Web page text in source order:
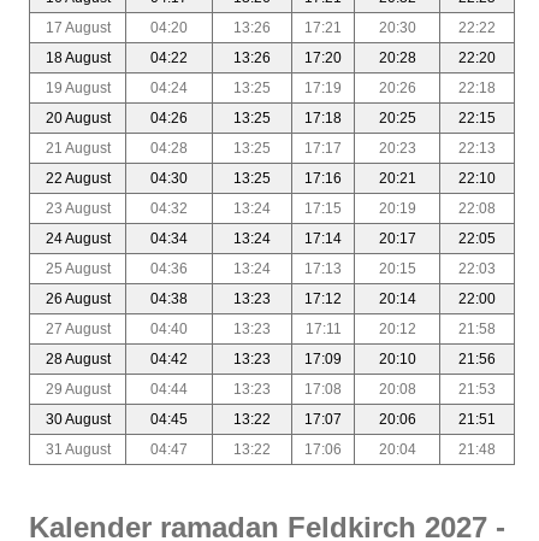
17 August
04:20 13:26 17:21 20:30
22:22
18 August
04:22 13:26 17:20 20:28
22:20
19 August
04:24 13:25 17:19 20:26
22:18
20 August
04:26 13:25 17:18 20:25
22:15
21 August
04:28 13:25 17:17 20:23
22:13
22 August
04:30 13:25 17:16 20:21
22:10
23 August
04:32 13:24 17:15 20:19
22:08
24 August
04:34 13:24 17:14 20:17
22:05
25 August
04:36 13:24 17:13 20:15
22:03
26 August
04:38 13:23 17:12 20:14
22:00
27 August
04:40 13:23 17:11 20:12
21:58
28 August
04:42 13:23 17:09 20:10
21:56
29 August
04:44 13:23 17:08 20:08
21:53
30 August
04:45 13:22 17:07 20:06
21:51
31 August
04:47 13:22 17:06 20:04 21:48
Kalender ramadan Feldkirch 2027 -